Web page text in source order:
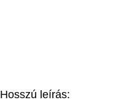
Hosszú leírás: